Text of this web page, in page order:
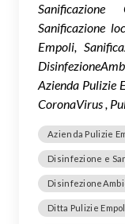
Sanificazione
Empoli,
Azienda Pulizie
CoronaVirus ,
Azienda Pulizie
Disinfezione e
Ditta Pulizie